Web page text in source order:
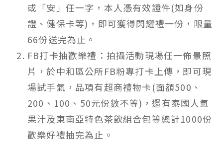
或「安」任一字，本人憑有效證件(如身份
證、健保卡等)，即可獲得閃耀禮一份，限量
66份送完為止。
FB打卡抽歡樂禮：拍攝活動現場任一佈景照
片，於中和區公所FB粉專打卡上傳，即可現
場試手氣，品項有超商禮物卡(面額500、
200、100、50元份數不等)，還有泰國人氣
果汁及東南亞特色茶飲組合包等總計1000份
歡樂好禮抽完為止。